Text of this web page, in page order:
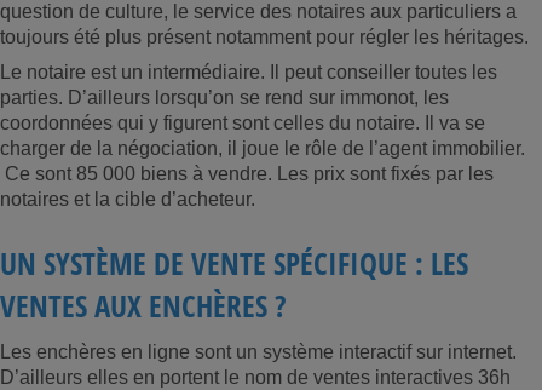
question de culture, le service des notaires aux particuliers a
toujours été plus présent notamment pour régler les héritages.
Le notaire est un intermédiaire. Il peut conseiller toutes les
parties. D’ailleurs lorsqu’on se rend sur immonot, les
coordonnées qui y figurent sont celles du notaire. Il va se
charger de la négociation, il joue le rôle de l’agent immobilier.
Ce sont 85 000 biens à vendre. Les prix sont fixés par les
notaires et la cible d’acheteur.
UN SYSTÈME DE VENTE SPÉCIFIQUE : LES
VENTES AUX ENCHÈRES ?
Les enchères en ligne sont un système interactif sur internet.
D’ailleurs elles en portent le nom de ventes interactives 36h